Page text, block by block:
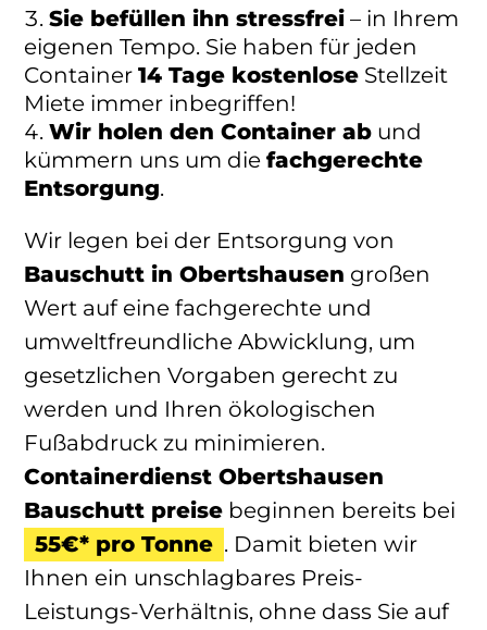
Sie befüllen ihn stressfrei – in Ihrem
eigenen Tempo. Sie haben für jeden
Container 14 Tage kostenlose Stellzeit
Miete immer inbegriffen!
Wir holen den Container ab und
kümmern uns um die fachgerechte
Entsorgung.
Wir legen bei der Entsorgung von
Bauschutt in Obertshausen großen
Wert auf eine fachgerechte und
umweltfreundliche Abwicklung, um
gesetzlichen Vorgaben gerecht zu
werden und Ihren ökologischen
Fußabdruck zu minimieren.
Containerdienst Obertshausen
Bauschutt preise beginnen bereits bei
55€* pro Tonne . Damit bieten wir
Ihnen ein unschlagbares Preis-
Leistungs-Verhältnis, ohne dass Sie auf